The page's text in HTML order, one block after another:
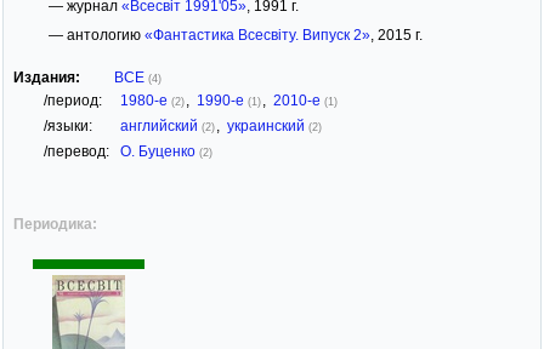
— журнал «Всесвіт 1991'05», 1991 г.
— антологию «Фантастика Всесвіту. Випуск 2», 2015 г.
Издания: ВСЕ (4)
/период: 1980-е (2) 1990-е (1) 2010-е (1)
/языки: английский (2) украинский (2)
/перевод: О. Буценко (2)
Периодика: